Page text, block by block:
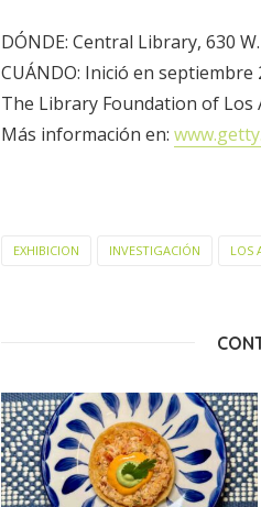
DÓNDE: Central Library, 630
CUÁNDO: Inició en
The Library Foundation of Los
Más información en:
EXHIBICION INVESTIGACIÓN LOS